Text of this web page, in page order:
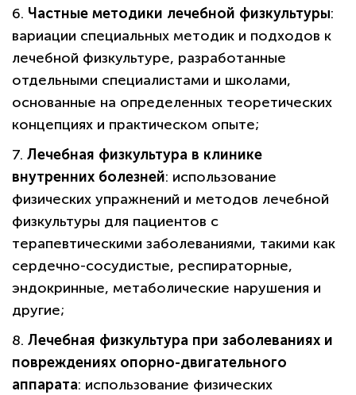
политикой
конфиденциальности сайта
6. Частные методики лечебной физкультуры:
вариации специальных методик и подходов к
лечебной физкультуре, разработанные
отдельными специалистами и школами,
основанные на определенных теоретических
концепциях и практическом опыте;
7. Лечебная физкультура в клинике
внутренних болезней: использование
физических упражнений и методов лечебной
физкультуры для пациентов с
терапевтическими заболеваниями, такими как
сердечно-сосудистые, респираторные,
эндокринные, метаболические нарушения и
другие;
8. Лечебная физкультура при заболеваниях и
повреждениях опорно-двигательного
аппарата: использование физических